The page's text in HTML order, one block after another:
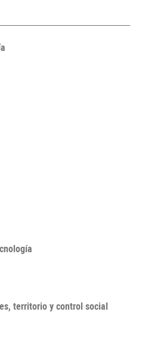
tronchante de recuerdos
en uncajón de los más
con las torpezas de su yo del
Adriancito, que no le serán
territorio y control social